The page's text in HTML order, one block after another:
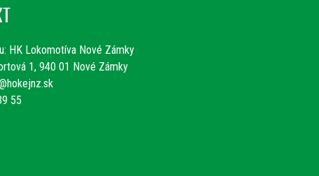
HK Lokomotíva Nové Zámky
1, 940 01 Nové Zámky
55